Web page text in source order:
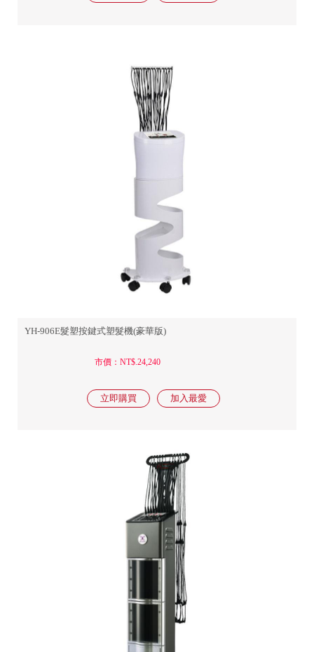
YH-906E髮塑按鍵式塑髮機(豪華版)
市價：NT$.24,240